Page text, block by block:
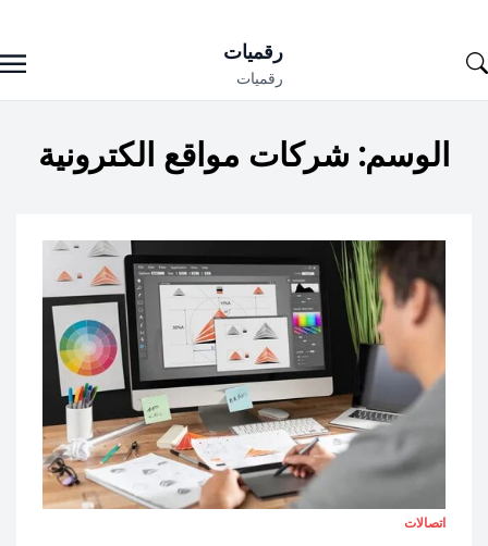
to
رقميات
رقميات
الوسم: شركات مواقع الكترونية
اتصالات